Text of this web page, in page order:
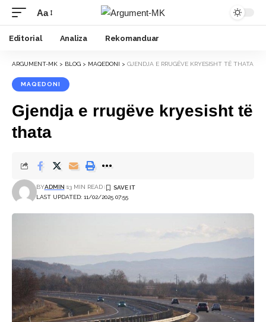
Font
Resizer
Aa
Editorial Analiza Rekomanduar
ARGUMENT-MK > BLOG > MAQEDONI > GJENDJA E RRUGËVE KRYESISHT TË THATA
MAQEDONI
Gjendja e rrugëve kryesisht të
thata
LAST UPDATED: 11/02/2025 07:55
BYADMIN 13 MIN READ